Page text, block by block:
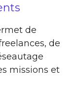
de
de
missions et